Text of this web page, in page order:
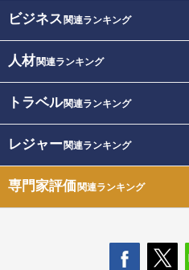
ビジネス 関連ランキング
人材関連ランキング
トラベル関連ランキング
レジャー関連ランキング
専門家評価関連ランキング